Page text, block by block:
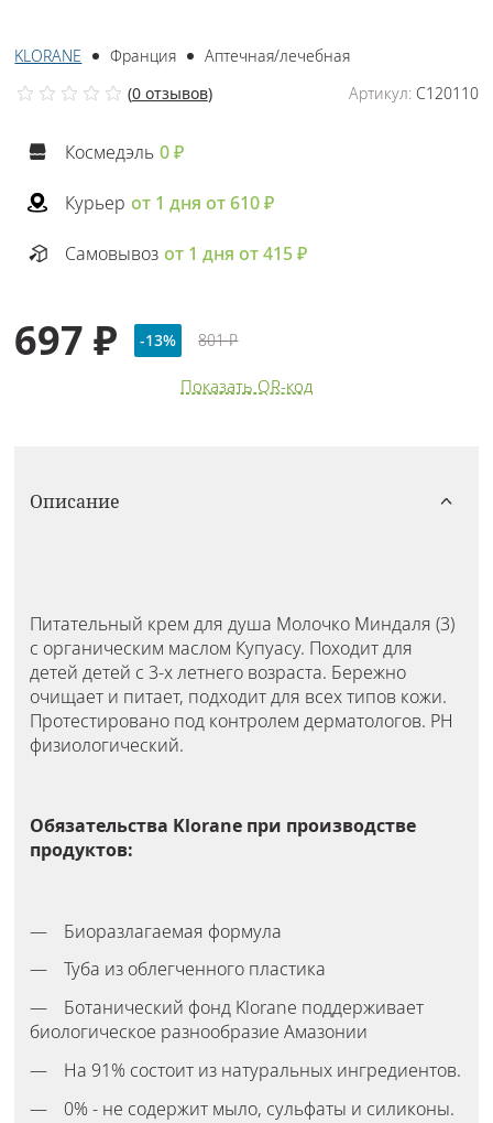
KLORANE Франция
Аптечная/лечебная
Артикул:C120110
(0 отзывов)
Космедэль 0 ₽
Курьер от 1 дня от 610 ₽
Самовывоз от 1 дня от 415 ₽
697 ₽ -13% 801 ₽
Показать QR-код
Описание
Питательный крем для душа Молочко Миндаля (3)
с органическим маслом Купуасу. Походит для
детей детей с 3-х летнего возраста. Бережно
очищает и питает, подходит для всех типов кожи.
Протестировано под контролем дерматологов. PH
физиологический.
Обязательства Klorane при производстве
продуктов:
Биоразлагаемая формула
Туба из облегченного пластика
Ботанический фонд Klorane поддерживает
биологическое разнообразие Амазонии
На 91% состоит из натуральных ингредиентов.
0% - не содержит мыло, сульфаты и силиконы.